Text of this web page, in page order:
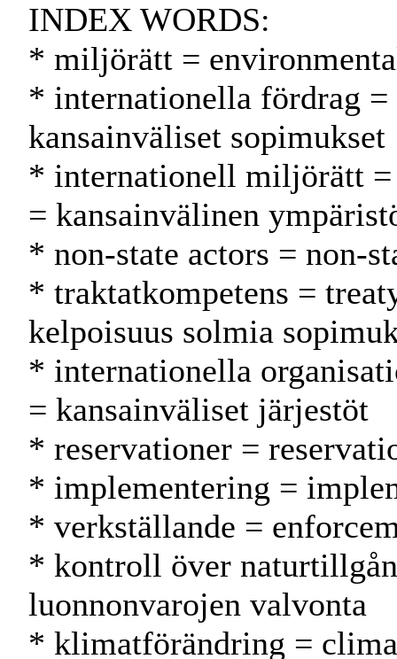
INDEX WORDS:
* miljörätt =
* internationella fördrag
kansainväliset sopimukset
* internationell miljörätt
= kansainvälinen
* non-state actors = non-
* traktatkompetens =
kelpoisuus solmia
* internationella
= kansainväliset järjestöt
* reservationer =
* implementering =
* verkställande =
* kontroll över
luonnonvarojen valvonta
* klimatförändring =